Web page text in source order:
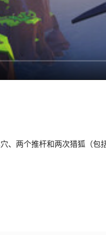
、两个推杆和两次猎狐（包